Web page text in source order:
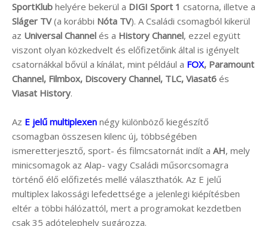
SportKlub helyére bekerül a DIGI Sport 1 csatorna, illetve a
Sláger TV(a korábbi Nóta TV). A Családi csomagból kikerül
az Universal Channel és a History Channel, ezzel együtt
viszont olyan közkedvelt és előfizetőink által is igényelt
csatornákkal bővül a kínálat, mint például a FOX, Paramount
Channel, Filmbox, Discovery Channel, TLC, Viasat6 és
Viasat History.
Az E jelű multiplexen négy különböző kiegészítő
csomagban összesen kilenc új, többségében
ismeretterjesztő, sport- és filmcsatornát indít a AH, mely
minicsomagok az Alap- vagy Családi műsorcsomagra
történő élő előfizetés mellé választhatók. Az E jelű
multiplex lakossági lefedettsége a jelenlegi kiépítésben
eltér a többi hálózattól, mert a programokat kezdetben
csak 35 adótelephely sugározza.